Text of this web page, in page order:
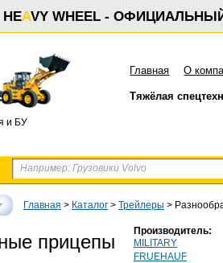
HEAVY WHEEL -
и БУ
Главная О
Тяжёлая
Главная > Каталог > Трейлеры >
прицепы
Производитель:
MILITARY
FRUEHAUF